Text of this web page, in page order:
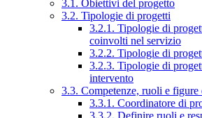
3.1. Obiettivi del progetto
3.2. Tipologie di progetti
3.2.1. Tipologie di
coinvolti nel servizio
3.2.2. Tipologie di
3.2.3. Tipologie di
intervento
3.3. Competenze, ruoli e
3.3.1. Coordinatore di
3.3.2. Definire ruoli e